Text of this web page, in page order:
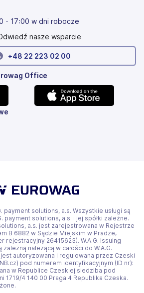
- 17:00 w dni robocze
nasze wsparcie
+48 22 223 02 00
Office
payment solutions, a.s. Wszystkie usługi są
payment solutions, a.s. i jej spółki zależne.
a.s. jest zarejestrowana w Rejestrze
B 6882 w Sądzie Miejskim w Pradze,
rejestracyjny 26415623). W.A.G. Issuing
należącą w całości do W.A.G.
autoryzowana i regulowana przez Czeski
pod numerem identyfikacyjnym (ID nr):
w Republice Czeskiej siedziba pod
1719/4 140 00 Praga 4 Republika Czeska.